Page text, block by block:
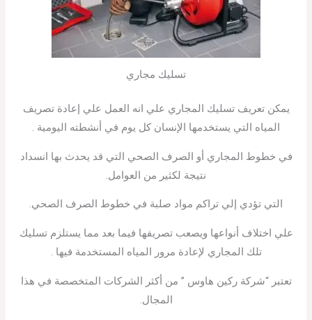
تسليك مجاري
يمكن تعريف تسليك المجاري علي انه العمل علي إعادة تصريف
المياه التي يستخدمها الإنسان كل يوم في أنشطته اليومية .
في خطوط المجاري أو الصرف الصحي التي قد يحدث بها انسداد
نتيجة لكثير من العوامل.
التي تؤدي إلي تراكم مواد صلبة في خطوط الصرف الصحي.
علي اختلاف أنواعها ويصعب تصريفها فيما بعد مما يستلزم تسليك
تلك المجاري لإعادة مرور المياه المستخدمة فيها .
تعتبر “شركة ركين هاوس ” من أكثر الشركات المتخصصة في هذا
المجال.